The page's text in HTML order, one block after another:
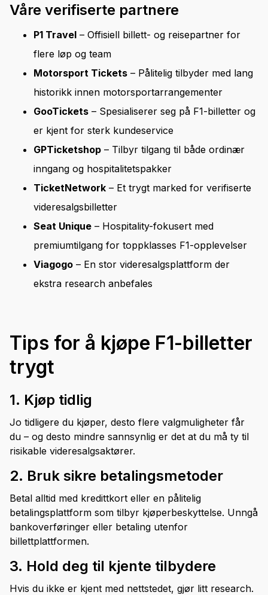
Våre verifiserte partnere
P1 Travel – Offisiell billett- og reisepartner for
flere løp og team
Motorsport Tickets – Pålitelig tilbyder med lang
historikk innen motorsportarrangementer
GooTickets – Spesialiserer seg på F1-billetter og
er kjent for sterk kundeservice
GPTicketshop – Tilbyr tilgang til både ordinær
inngang og hospitalitetspakker
TicketNetwork – Et trygt marked for verifiserte
videresalgsbilletter
Seat Unique – Hospitality-fokusert med
premiumtilgang for toppklasses F1-opplevelser
Viagogo – En stor videresalgsplattform der
ekstra research anbefales
Tips for å kjøpe F1-billetter
trygt
1. Kjøp tidlig
Jo tidligere du kjøper, desto flere valgmuligheter får
du – og desto mindre sannsynlig er det at du må ty til
risikable videresalgsaktører.
2. Bruk sikre betalingsmetoder
Betal alltid med kredittkort eller en pålitelig
betalingsplattform som tilbyr kjøperbeskyttelse. Unngå
bankoverføringer eller betaling utenfor
billettplattformen.
3. Hold deg til kjente tilbydere
Hvis du ikke er kjent med nettstedet, gjør litt research.